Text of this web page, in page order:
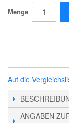
Menge
Auf die
ANGABEN